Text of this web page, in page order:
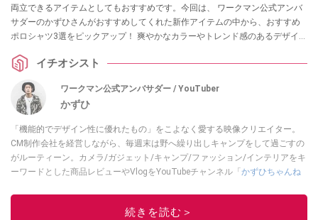
両立できるアイテムとしてもおすすめです。今回は、 ワークマン公式アンバ
サダーのかずひさんがおすすめしてくれた新作アイテムの中から、おすすめ
ポロシャツ3選をピックアップ！ 爽やかなカラーやトレンド感のあるデザイン
イチオシスト
ワークマン公式アンバサダー / YouTuber
かずひ
「機能的でデザイン性に優れたもの」をこよなく愛する映像クリエイター。
CM制作会社を経営しながら、毎週末は野へ繰り出しキャンプをして過ごすの
がルーティーン。カメラ/ガジェット/キャンプ/ファッション/インテリアをキ
ーワードとした商品レビューやVlogをYouTubeチャンネル「 かずひちゃんね
ん である。
続きを読む＞